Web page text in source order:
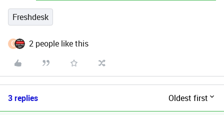
Freshdesk
C 2 people like this
3 replies Oldest first